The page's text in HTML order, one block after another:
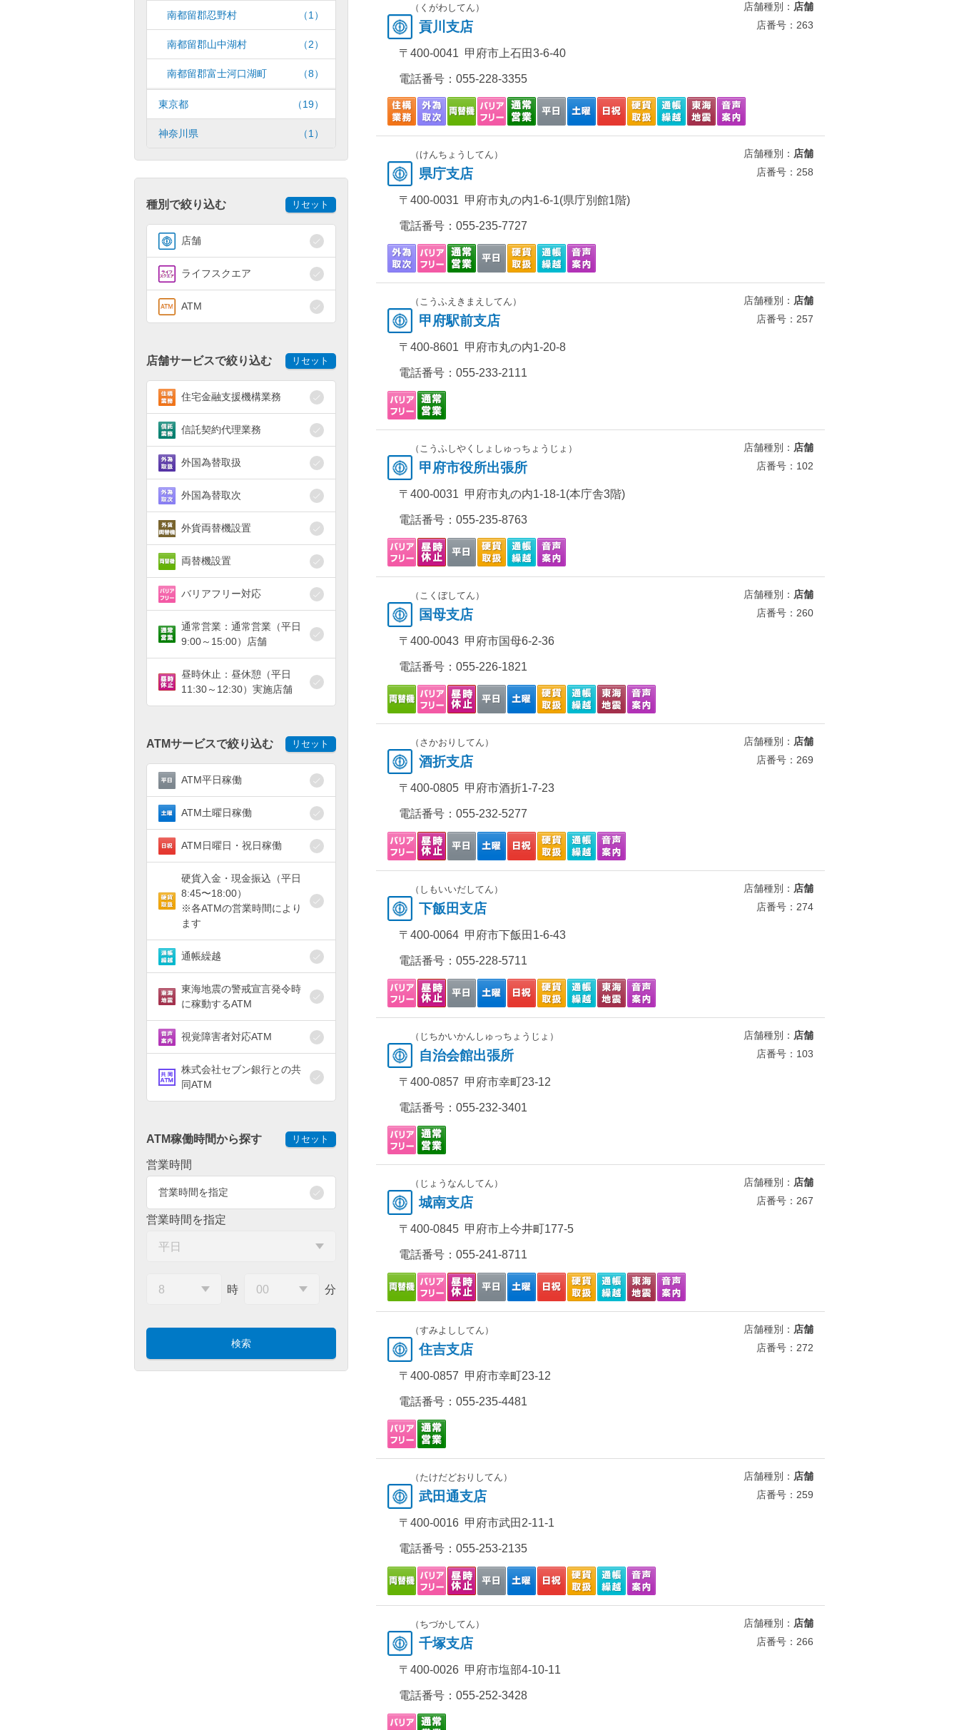
南都留郡忍野村 （1）
南都留郡山中湖村 （2）
南都留郡富士河口湖町 （8）
東京都 （19）
神奈川県 （1）
種別で絞り込む リセット
店舗
ライフスクエア
ATM
店舗サービスで絞り込む リセット
住宅金融支援機構業務
信託契約代理業務
外国為替取扱
外国為替取次
外貨両替機設置
両替機設置
バリアフリー対応
通常営業：通常営業（平日
9:00～15:00）店舗
昼時休止：昼休憩（平日
11:30～12:30）実施店舗
ATMサービスで絞り込む リセット
ATM平日稼働
ATM土曜日稼働
ATM日曜日・祝日稼働
硬貨入金・現金振込（平日
8:45〜18:00）
※各ATMの営業時間により
ます
通帳繰越
東海地震の警戒宣言発令時
に稼動するATM
視覚障害者対応ATM
株式会社セブン銀行との共
同ATM
ATM稼働時間から探す リセット
営業時間
営業時間を指定
営業時間を指定
時 分
（くがわしてん）
貢川支店
店舗種別： 店舗
店番号：263
〒400-0041 甲府市上石田3-6-40
電話番号： 055-228-3355
（けんちょうしてん）
県庁支店
店舗種別： 店舗
店番号：258
〒400-0031 甲府市丸の内1-6-1(県庁別館1階)
電話番号： 055-235-7727
（こうふえきまえしてん）
甲府駅前支店
店舗種別： 店舗
店番号：257
〒400-8601 甲府市丸の内1-20-8
電話番号： 055-233-2111
（こうふしやくしょしゅっちょうじょ）
甲府市役所出張所
店舗種別： 店舗
店番号：102
〒400-0031 甲府市丸の内1-18-1(本庁舎3階)
電話番号： 055-235-8763
（こくぼしてん）
国母支店
店舗種別： 店舗
店番号：260
〒400-0043 甲府市国母6-2-36
電話番号： 055-226-1821
（さかおりしてん）
酒折支店
店舗種別： 店舗
店番号：269
〒400-0805 甲府市酒折1-7-23
電話番号： 055-232-5277
（しもいいだしてん）
下飯田支店
店舗種別： 店舗
店番号：274
〒400-0064 甲府市下飯田1-6-43
電話番号： 055-228-5711
（じちかいかんしゅっちょうじょ）
自治会館出張所
店舗種別： 店舗
店番号：103
〒400-0857 甲府市幸町23-12
電話番号： 055-232-3401
（じょうなんしてん）
城南支店
店舗種別： 店舗
店番号：267
〒400-0845 甲府市上今井町177-5
電話番号： 055-241-8711
（すみよししてん）
住吉支店
店舗種別： 店舗
店番号：272
〒400-0857 甲府市幸町23-12
電話番号： 055-235-4481
（たけだどおりしてん）
武田通支店
店舗種別： 店舗
店番号：259
〒400-0016 甲府市武田2-11-1
電話番号： 055-253-2135
（ちづかしてん）
千塚支店
店舗種別： 店舗
店番号：266
〒400-0026 甲府市塩部4-10-11
電話番号： 055-252-3428